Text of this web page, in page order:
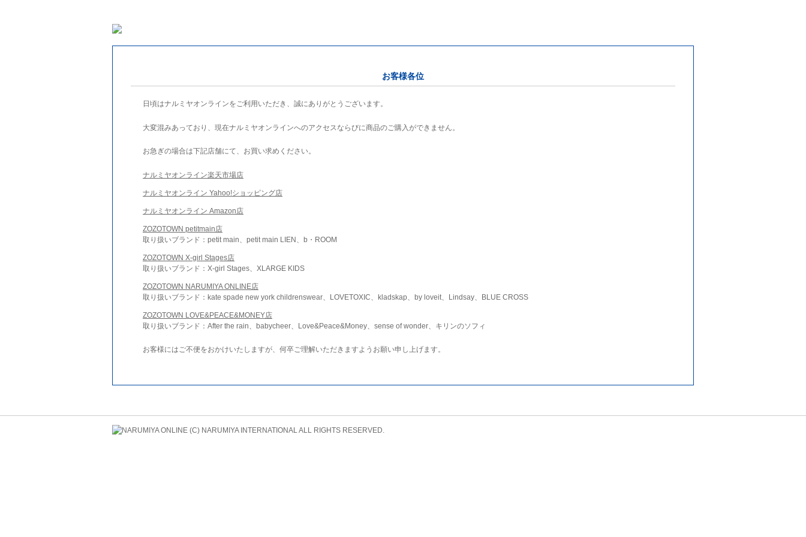
お客様各位
日頃はナルミヤオンラインをご利用いただき、誠にありがとうございます。
大変混みあっており、現在ナルミヤオンラインへのアクセスならびに商品のご購入ができません。
お急ぎの場合は下記店舗にて、お買い求めください。
ナルミヤオンライン楽天市場店
ナルミヤオンライン Yahoo!ショッピング店
ナルミヤオンライン Amazon店
ZOZOTOWN petitmain店
取り扱いブランド：petit main、petit main LIEN、b・ROOM
ZOZOTOWN X-girl Stages店
取り扱いブランド：X-girl Stages、XLARGE KIDS
ZOZOTOWN NARUMIYA ONLINE店
取り扱いブランド：kate spade new york childrenswear、LOVETOXIC、kladskap、by loveit、Lindsay、BLUE CROSS
ZOZOTOWN LOVE&PEACE&MONEY店
取り扱いブランド：After the rain、babycheer、Love&Peace&Money、sense of wonder、キリンのソフィ
お客様にはご不便をおかけいたしますが、何卒ご理解いただきますようお願い申し上げます。